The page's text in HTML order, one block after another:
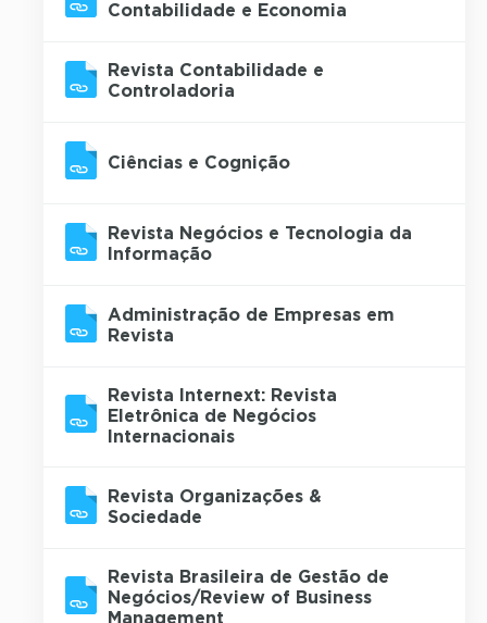
Contabilidade e Economia
Revista Contabilidade e
Controladoria
Ciências e Cognição
Revista Negócios e Tecnologia da
Informação
Administração de Empresas em
Revista
Revista Internext: Revista
Eletrônica de Negócios
Internacionais
Revista Organizações &
Sociedade
Revista Brasileira de Gestão de
Negócios/Review of Business
Management